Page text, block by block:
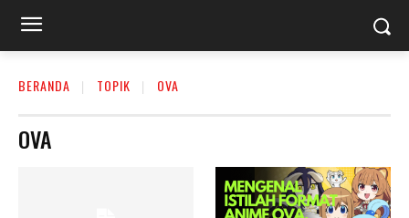
BERANDA TOPIK OVA
OVA